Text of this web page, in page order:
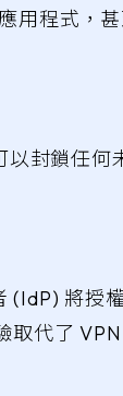
用程式，
封鎖任何
(IdP) 將授
取代了 VPN